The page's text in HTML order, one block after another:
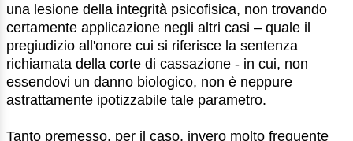
una lesione della integrità psicofisica, non trovando
certamente applicazione negli altri casi – quale il
pregiudizio all'onore cui si riferisce la sentenza
richiamata della corte di cassazione - in cui, non
essendovi un danno biologico, non è neppure
astrattamente ipotizzabile tale parametro.
Tanto premesso, per il caso, invero molto frequente